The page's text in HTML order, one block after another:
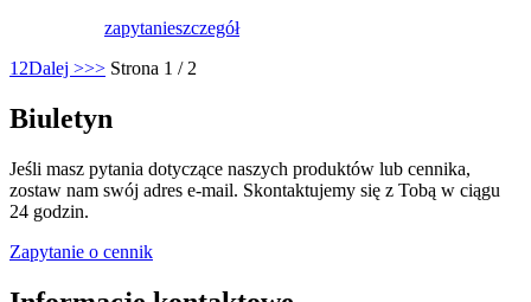
zapytanieszczegół
1 2Dalej >>> Strona 1 / 2
Biuletyn
Jeśli masz pytania dotyczące naszych produktów lub cennika,
zostaw nam swój adres e-mail. Skontaktujemy się z Tobą w ciągu
24 godzin.
Zapytanie o cennik